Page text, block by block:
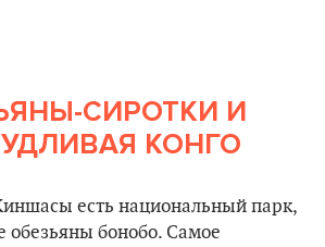
СИРОТКИ И
КОНГО
есть национальный парк,
обезьяны бонобо. Самое